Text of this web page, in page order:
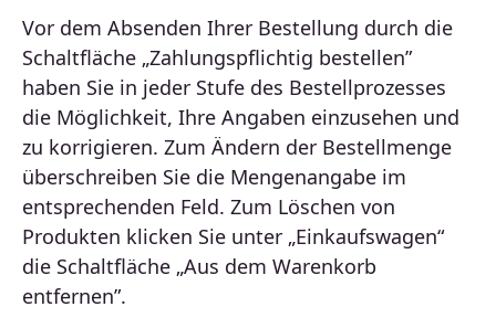
Vor dem Absenden Ihrer Bestellung durch die
Schaltfläche „Zahlungspflichtig bestellen”
haben Sie in jeder Stufe des Bestellprozesses
die Möglichkeit, Ihre Angaben einzusehen und
zu korrigieren. Zum Ändern der Bestellmenge
überschreiben Sie die Mengenangabe im
entsprechenden Feld. Zum Löschen von
Produkten klicken Sie unter „Einkaufswagen“
die Schaltfläche „Aus dem Warenkorb
entfernen”.